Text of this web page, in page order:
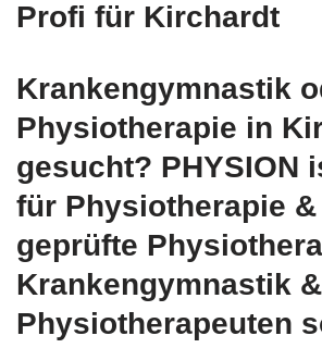
Profi für Kirchardt
Krankengymnastik
Physiotherapie in
gesucht? PHYSION
für Physiotherapie
geprüfte
Krankengymnastik &
Physiotherapeuten